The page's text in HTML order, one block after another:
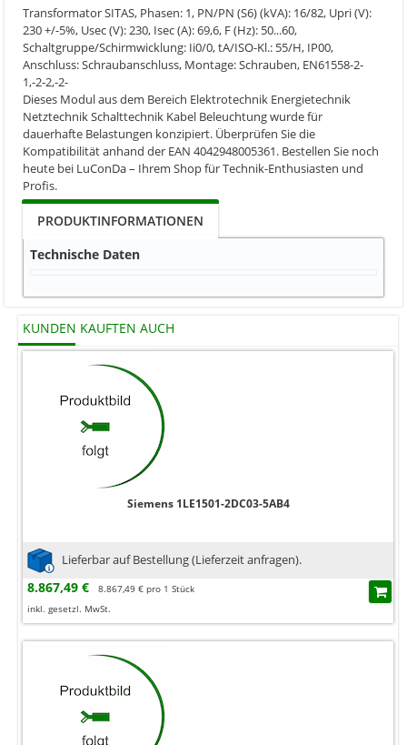
Transformator SITAS, Phasen: 1, PN/PN (S6) (kVA): 16/82, Upri (V):
230 +/-5%, Usec (V): 230, Isec (A): 69,6, F (Hz): 50...60,
Schaltgruppe/Schirmwicklung: Ii0/0, tA/ISO-Kl.: 55/H, IP00,
Anschluss: Schraubanschluss, Montage: Schrauben, EN61558-2-
1,-2-2,-2-
Dieses Modul aus dem Bereich Elektrotechnik Energietechnik
Netztechnik Schalttechnik Kabel Beleuchtung wurde für
dauerhafte Belastungen konzipiert. Überprüfen Sie die
Kompatibilität anhand der EAN 4042948005361. Bestellen Sie noch
heute bei LuConDa – Ihrem Shop für Technik-Enthusiasten und
Profis.
PRODUKTINFORMATIONEN
Technische Daten
KUNDEN KAUFTEN AUCH
Siemens 1LE1501-2DC03-5AB4
Lieferbar auf Bestellung (Lieferzeit anfragen).
8.867,49 €
8.867,49 € pro 1 Stück
inkl. gesetzl. MwSt.